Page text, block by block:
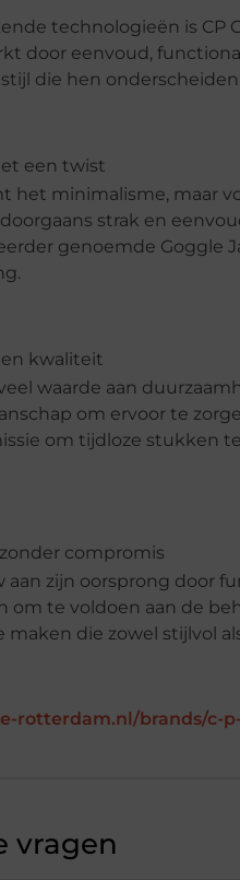
technologieën is
door eenvoud,
die hen onderscheiden:
een twist
het minimalisme, maar
strak en
genoemde
kwaliteit
waarde aan
om ervoor te
om tijdloze stukken
compromis
aan zijn oorsprong door
om te voldoen aan de
die zowel stijlvol
rotterdam.nl/brands/c-
vragen